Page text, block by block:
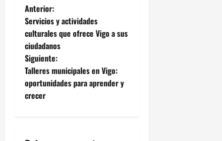
N
a
v
e
g
Anterior:
Servicios y actividades
culturales que ofrece Vigo a sus
ciudadanos
Siguiente:
Talleres municipales en Vigo:
oportunidades para aprender y
crecer